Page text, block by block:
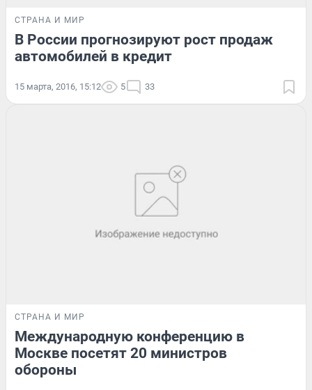
СТРАНА И МИР
В России прогнозируют рост продаж
автомобилей в кредит
15 марта, 2016, 15:12 5 33
СТРАНА И МИР
Международную конференцию в
Москве посетят 20 министров
обороны